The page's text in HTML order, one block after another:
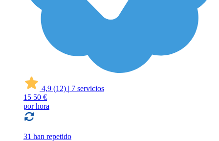
4,9 (12) | 7 servicios
15 50 €
por hora
31 han repetido